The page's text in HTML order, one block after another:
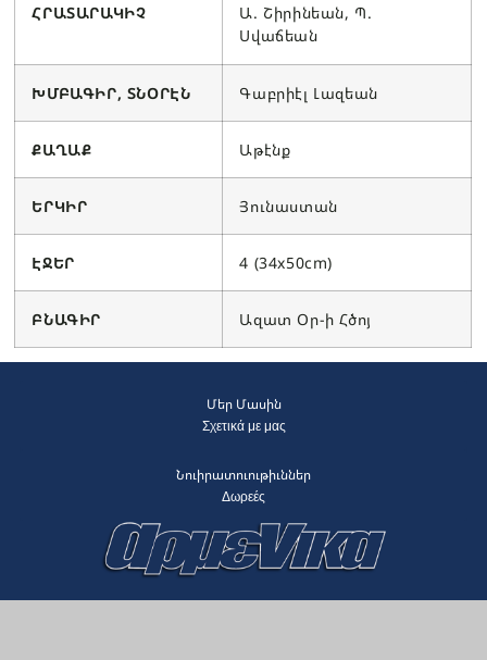
ՀՐԱՏԱՐԱԿԻՉ
Ա. Շիրինեան, Պ.
Սվաճեան
ԽՄԲԱԳԻՐ, ՏՆՕՐԷՆ Գաբրիէլ Լազեան
ՔԱՂԱՔ Աթէնք
ԵՐԿԻՐ Յունաստան
ԷՋԵՐ 4 (34x50cm)
ԲՆԱԳԻՐ Ազատ Օր-ի Հծոյ
Մեր Մասին
Σχετικά με μας
Նուիրատուութիւններ
Δωρεές